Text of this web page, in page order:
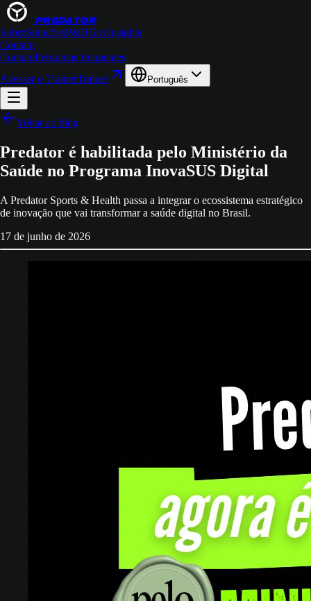
PREDATOR
SobreSoluçõesP&DGovInsights
Contato
ContatoPerguntas frequentes
Acessar o TrainerTrainer Português
Voltar ao blog
Predator é habilitada pelo Ministério da
Saúde no Programa InovaSUS Digital
A Predator Sports & Health passa a integrar o ecossistema estratégico
de inovação que vai transformar a saúde digital no Brasil.
17 de junho de 2026